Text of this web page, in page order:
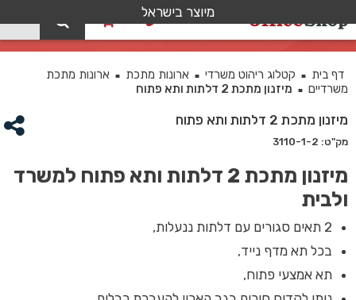
מיוצר בישראל
מיזנון מתכת 2 דלתות ותא פתוח
דף בית ■ קטלוג ריהוט משרדי ■ ארונות מתכת ■
ארונות מתכת
משרדיים ■ מיזנון מתכת 2 דלתות ותא פתוח
מיזנון מתכת 2 דלתות ותא פתוח
מק"ט: 3110-1-2
מיזנון מתכת 2 דלתות ותא פתוח למשרד
ולבית
2 תאים סגורים עם דלתות ננעלות,
בכל תא מדף נייד,
תא אמצעי פתוח,